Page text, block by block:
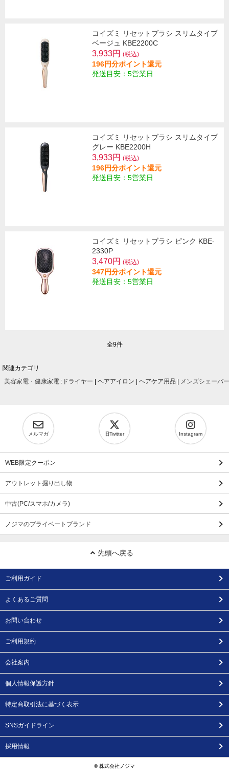
コイズミ リセットブラシ スリムタイプ
ベージュ KBE2200C
3,933円 (税込)
196円分ポイント還元
発送目安：5営業日
コイズミ リセットブラシ スリムタイプ
グレー KBE2200H
3,933円 (税込)
196円分ポイント還元
発送目安：5営業日
コイズミ リセットブラシ ピンク KBE-
2330P
3,470円 (税込)
347円分ポイント還元
発送目安：5営業日
全9件
関連カテゴリ
美容家電・健康家電 : ドライヤー ヘアアイロン ヘアケア用品 メンズシェーバー
メルマガ 旧Twitter Instagram
WEB限定クーポン
アウトレット掘り出し物
中古(PC/スマホ/カメラ)
ノジマのプライベートブランド
先頭へ戻る
ご利用ガイド
よくあるご質問
お問い合わせ
ご利用規約
会社案内
個人情報保護方針
特定商取引法に基づく表示
SNSガイドライン
採用情報
© 株式会社ノジマ